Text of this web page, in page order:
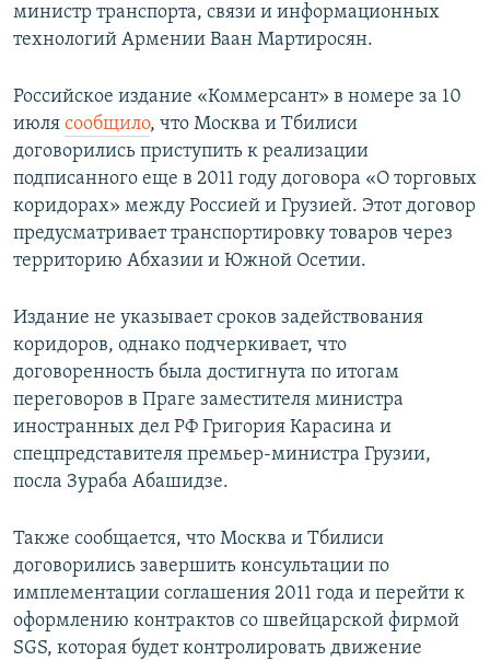
министр транспорта, связи и информационных
технологий Армении Ваан Мартиросян.
Российское издание «Коммерсант» в номере за 10
июля сообщило, что Москва и Тбилиси
договорились приступить к реализации
подписанного еще в 2011 году договора «О торговых
коридорах» между Россией и Грузией. Этот договор
предусматривает транспортировку товаров через
территорию Абхазии и Южной Осетии.
Издание не указывает сроков задействования
коридоров, однако подчеркивает, что
договоренность была достигнута по итогам
переговоров в Праге заместителя министра
иностранных дел РФ Григория Карасина и
спецпредставителя премьер-министра Грузии,
посла Зураба Абашидзе.
Также сообщается, что Москва и Тбилиси
договорились завершить консультации по
имплементации соглашения 2011 года и перейти к
оформлению контрактов со швейцарской фирмой
SGS, которая будет контролировать движение